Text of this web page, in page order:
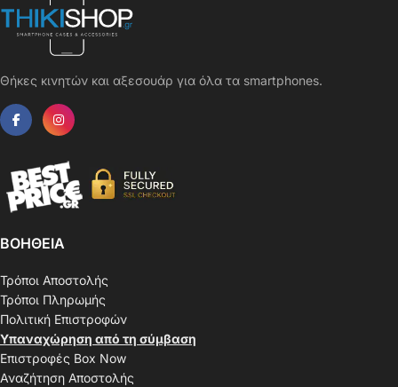
Θήκες κινητών και αξεσουάρ για όλα τα smartphones.
ΒΟΗΘΕΙΑ
Τρόποι Αποστολής
Τρόποι Πληρωμής
Πολιτική Επιστροφών
Υπαναχώρηση από τη σύμβαση
Επιστροφές Box Now
Αναζήτηση Αποστολής